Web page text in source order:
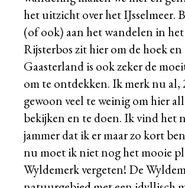
het uitzicht over het IJsselmeer.
(of ook) aan het wandelen in
Rijsterbos zit hier om de hoek en
Gaasterland is ook zeker de
om te ontdekken. Ik merk nu al,
gewoon veel te weinig om hier
bekijken en te doen. Ik vind het
jammer dat ik er maar zo kort ben
nu moet ik niet nog het mooie
Wyldemerk vergeten! De